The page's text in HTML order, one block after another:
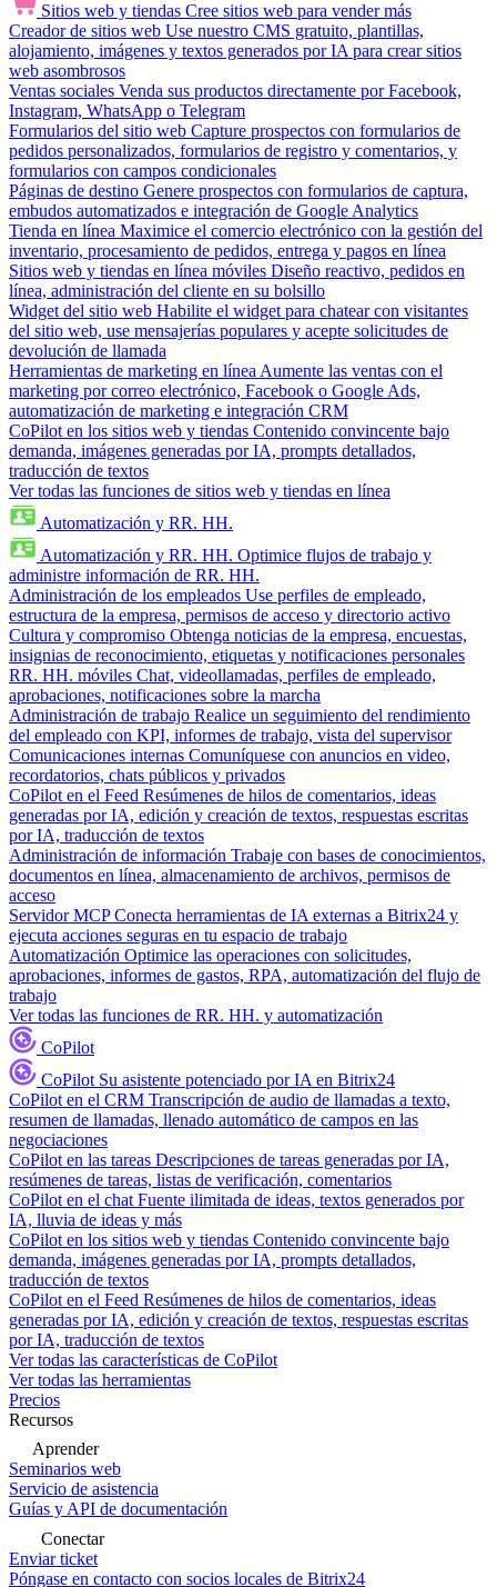
Sitios web y tiendas Cree sitios web para vender más
Creador de sitios web Use nuestro CMS gratuito, plantillas,
alojamiento, imágenes y textos generados por IA para crear sitios
web asombrosos
Ventas sociales Venda sus productos directamente por Facebook,
Instagram, WhatsApp o Telegram
Formularios del sitio web Capture prospectos con formularios de
pedidos personalizados, formularios de registro y comentarios, y
formularios con campos condicionales
Páginas de destino Genere prospectos con formularios de captura,
embudos automatizados e integración de Google Analytics
Tienda en línea Maximice el comercio electrónico con la gestión del
inventario, procesamiento de pedidos, entrega y pagos en línea
Sitios web y tiendas en línea móviles Diseño reactivo, pedidos en
línea, administración del cliente en su bolsillo
Widget del sitio web Habilite el widget para chatear con visitantes
del sitio web, use mensajerías populares y acepte solicitudes de
devolución de llamada
Herramientas de marketing en línea Aumente las ventas con el
marketing por correo electrónico, Facebook o Google Ads,
automatización de marketing e integración CRM
CoPilot en los sitios web y tiendas Contenido convincente bajo
demanda, imágenes generadas por IA, prompts detallados,
traducción de textos
Ver todas las funciones de sitios web y tiendas en línea
Automatización y RR. HH.
Automatización y RR. HH. Optimice flujos de trabajo y
administre información de RR. HH.
Administración de los empleados Use perfiles de empleado,
estructura de la empresa, permisos de acceso y directorio activo
Cultura y compromiso Obtenga noticias de la empresa, encuestas,
insignias de reconocimiento, etiquetas y notificaciones personales
RR. HH. móviles Chat, videollamadas, perfiles de empleado,
aprobaciones, notificaciones sobre la marcha
Administración de trabajo Realice un seguimiento del rendimiento
del empleado con KPI, informes de trabajo, vista del supervisor
Comunicaciones internas Comuníquese con anuncios en video,
recordatorios, chats públicos y privados
CoPilot en el Feed Resúmenes de hilos de comentarios, ideas
generadas por IA, edición y creación de textos, respuestas escritas
por IA, traducción de textos
Administración de información Trabaje con bases de conocimientos,
documentos en línea, almacenamiento de archivos, permisos de
acceso
Servidor MCP Conecta herramientas de IA externas a Bitrix24 y
ejecuta acciones seguras en tu espacio de trabajo
Automatización Optimice las operaciones con solicitudes,
aprobaciones, informes de gastos, RPA, automatización del flujo de
trabajo
Ver todas las funciones de RR. HH. y automatización
CoPilot
CoPilot Su asistente potenciado por IA en Bitrix24
CoPilot en el CRM Transcripción de audio de llamadas a texto,
resumen de llamadas, llenado automático de campos en las
negociaciones
CoPilot en las tareas Descripciones de tareas generadas por IA,
resúmenes de tareas, listas de verificación, comentarios
CoPilot en el chat Fuente ilimitada de ideas, textos generados por
IA, lluvia de ideas y más
CoPilot en los sitios web y tiendas Contenido convincente bajo
demanda, imágenes generadas por IA, prompts detallados,
traducción de textos
CoPilot en el Feed Resúmenes de hilos de comentarios, ideas
generadas por IA, edición y creación de textos, respuestas escritas
por IA, traducción de textos
Ver todas las características de CoPilot
Ver todas las herramientas
Precios
Recursos
Aprender
Seminarios web
Servicio de asistencia
Guías y API de documentación
Conectar
Enviar ticket
Póngase en contacto con socios locales de Bitrix24